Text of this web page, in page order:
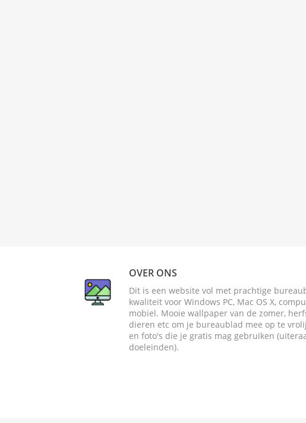
OVER ONS
Dit is een website vol met prachtige
kwaliteit voor Windows PC, Mac OS X,
mobiel. Mooie wallpaper van de zomer,
dieren etc om je bureaublad mee op te
en foto's die je gratis mag gebruiken
doeleinden).